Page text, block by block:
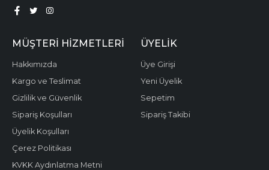
MÜŞTERI HIZMETLERI
Hakkımızda
Kargo ve Teslimat
Gizlilik ve Güvenlik
Sipariş Koşulları
Üyelik Koşulları
Çerez Politikası
KVKK Aydınlatma Metni
ÜYELIK
Üye Girişi
Yeni Üyelik
Sepetim
Sipariş Takibi